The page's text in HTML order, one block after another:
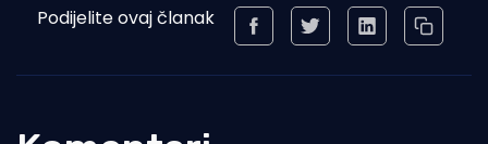
Podijelite ovaj članak